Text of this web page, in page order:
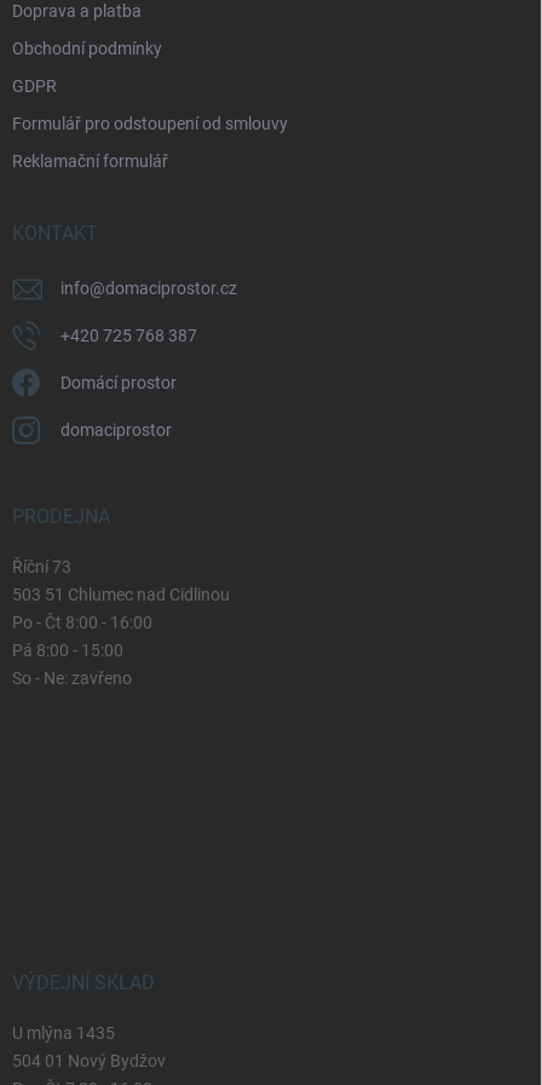
Doprava a platba
Obchodní podmínky
GDPR
Formulář pro odstoupení od smlouvy
Reklamační formulář
KONTAKT
info@domaciprostor.cz
+420 725 768 387
Domácí prostor
domaciprostor
PRODEJNA
Říční 73
503 51 Chlumec nad Cidlinou
Po - Čt 8:00 - 16:00
Pá 8:00 - 15:00
So - Ne: zavřeno
VÝDEJNÍ SKLAD
U mlýna 1435
504 01 Nový Bydžov